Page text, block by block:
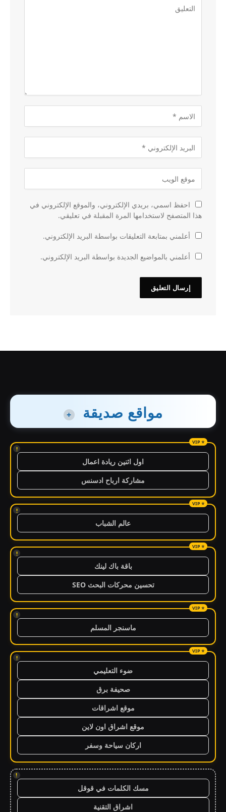
احفظ اسمي، بريدي الإلكتروني، والموقع الإلكتروني في
هذا المتصفح لاستخدامها المرة المقبلة في تعليقي.
أعلمني بمتابعة التعليقات بواسطة البريد الإلكتروني.
أعلمني بالمواضيع الجديدة بواسطة البريد الإلكتروني.
مواقع صديقة +
!
اول اثنين ريادة اعمال
مشاركة ارباح ادسنس
!
عالم الشباب
!
باقة باك لينك
تحسين محركات البحث SEO
!
ماسنجر المسلم
!
ضوء التعليمي
صحيفة برق
موقع اشراقات
موقع اشراق اون لاين
اركان سياحة وسفر
!
مسك الكلمات في قوقل
اشراق التقنية